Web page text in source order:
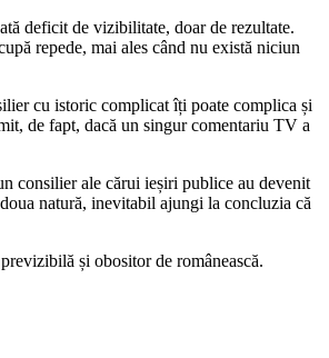
deficit de vizibilitate, doar de rezultate.
repede, mai ales când nu există niciun
cu istoric complicat îți poate complica și
de fapt, dacă un singur comentariu TV a
consilier ale cărui ieșiri publice au devenit
natură, inevitabil ajungi la concluzia că
și obositor de românească.